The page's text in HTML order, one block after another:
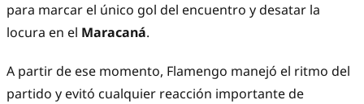
para marcar el único gol del encuentro y desatar la
locura en el Maracaná.
A partir de ese momento, Flamengo manejó el ritmo del
partido y evitó cualquier reacción importante de